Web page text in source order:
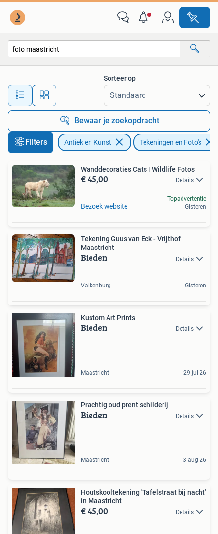
Alle afstanden…
Sorteer op
Bewaar je zoekopdracht
Filters Antiek en Kunst Tekeningen en Foto's
Wanddecoraties Cats | Wildlife Fotos
€ 45,00 Details
Bezoek website
Topadvertentie
Gisteren
Tekening Guus van Eck - Vrijthof
Maastricht
Bieden Details
Valkenburg Gisteren
Kustom Art Prints
Bieden Details
Maastricht 29 jul 26
Prachtig oud prent schilderij
Bieden Details
Maastricht 3 aug 26
Houtskooltekening 'Tafelstraat bij nacht'
in Maastricht
€ 45,00 Details